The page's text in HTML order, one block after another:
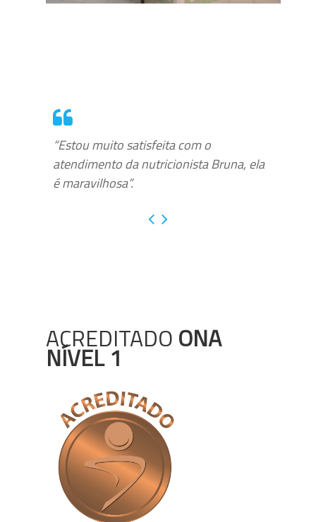
“Estou muito satisfeita com o
atendimento da nutricionista Bruna, ela
é maravilhosa”.
ACREDITADO ONA
NÍVEL 1